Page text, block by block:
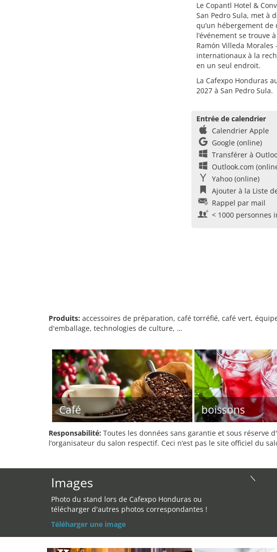
Le Copantl Hotel &
San Pedro Sula, met à
qu’un hébergement
l’événement se trouve
Ramón Villeda
internationaux à la
en un seul endroit.
La Cafexpo Honduras
2027 à San Pedro Sula.
Entrée de calendrier
Calendrier Apple
Google (online)
Transférer à
Outlook.com
Yahoo (online)
Ajouter à la Liste
Rappel par mail
< 1000 personnes
Produits: accessoires de préparation, café torréfié, café vert,
d'emballage, technologies de culture, …
Café boissons
Responsabilité: Toutes les données sans garantie et sous
l’organisateur du salon respectif. Ceci n’est pas le site officiel du
Images
Photo du stand lors de Cafexpo Honduras ou
télécharger d'autres photos correspondantes !
Téléharger une image